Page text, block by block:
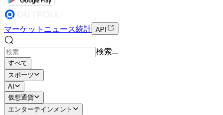
マーケット ニュース統計 API
検索...
すべて
スポーツ
AI
仮想通貨
エンターテインメント